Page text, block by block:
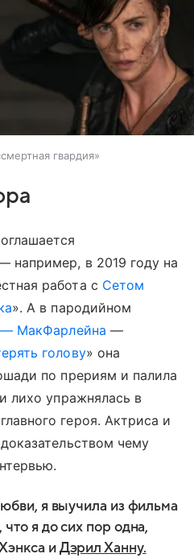
гвардия»
например, в 2019 году на
работа с Сетом
». А в пародийном
МакФарлейна —
голову» она
по прериям и палила
лихо упражнялась в
героя. Актриса и
чему
я выучила из фильма
что я до сих пор одна,
и Дэрил Ханну.